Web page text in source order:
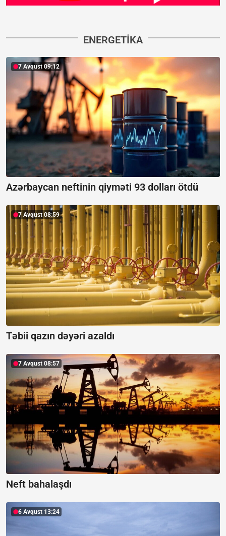
ENERGETIKA
7 Avqust 09:12
Azərbaycan neftinin qiyməti 93 dolları ötdü
7 Avqust 08:59
Təbii qazın dəyəri azaldı
7 Avqust 08:57
Neft bahalaşdı
6 Avqust 13:24